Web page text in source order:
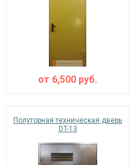
от 6,500 руб.
Полуторная техническая дверь
DT-13